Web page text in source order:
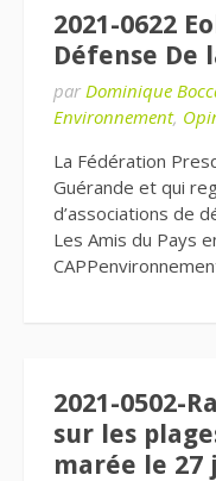
2021-0622
Défense De
par Dominique
Environnement,
La Fédération
Guérande et qui
d’associations de
Les Amis du Pays
2021-0502-
sur les
marée le 27